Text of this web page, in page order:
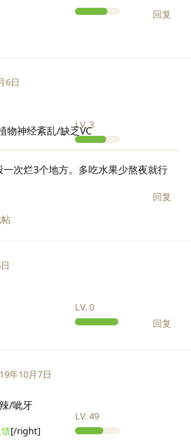
回复
LV.3
6日
物神经紊乱/缺乏VC
次烂3个地方。多吃水果少熬夜就行
回复
LV.0
回复
LV.49
年10月7日
/呲牙
[/right]